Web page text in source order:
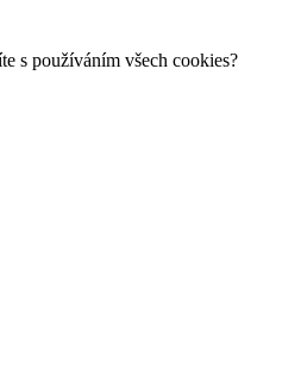
s používáním všech cookies?